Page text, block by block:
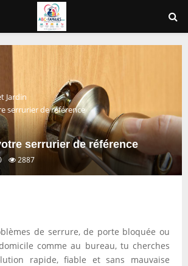
Jardin
serrurier de référence
serrurier de référence
2887
de serrure, de porte bloquée ou
comme au bureau, tu cherches
rapide, fiable et sans mauvaise